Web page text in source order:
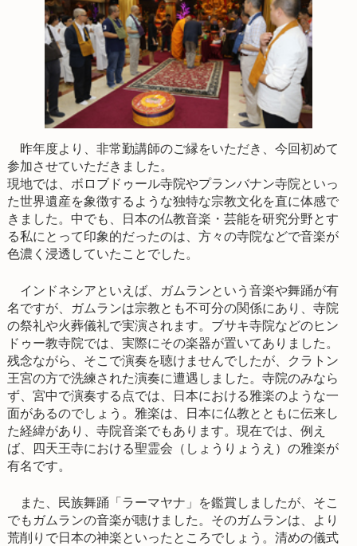
昨年度より、非常勤講師のご縁をいただき、今回初めて
参加させていただきました。
現地では、ボロブドゥール寺院やプランバナン寺院といっ
た世界遺産を象徴するような独特な宗教文化を直に体感で
きました。中でも、日本の仏教音楽・芸能を研究分野とす
る私にとって印象的だったのは、方々の寺院などで音楽が
色濃く浸透していたことでした。
インドネシアといえば、ガムランという音楽や舞踊が有
名ですが、ガムランは宗教とも不可分の関係にあり、寺院
の祭礼や火葬儀礼で実演されます。ブサキ寺院などのヒン
ドゥー教寺院では、実際にその楽器が置いてありました。
残念ながら、そこで演奏を聴けませんでしたが、クラトン
王宮の方で洗練された演奏に遭遇しました。寺院のみなら
ず、宮中で演奏する点では、日本における雅楽のような一
面があるのでしょう。雅楽は、日本に仏教とともに伝来し
た経緯があり、寺院音楽でもあります。現在では、例え
ば、四天王寺における聖霊会（しょうりょうえ）の雅楽が
有名です。
また、民族舞踊「ラーマヤナ」を鑑賞しましたが、そこ
でもガムランの音楽が聴けました。そのガムランは、より
荒削りで日本の神楽といったところでしょう。清めの儀式